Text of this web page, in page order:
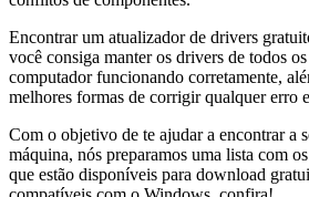
Encontrar um atualizador de drivers
você consiga manter os drivers de todos
computador funcionando corretamente,
melhores formas de corrigir qualquer erro
Com o objetivo de te ajudar a encontrar a
máquina, nós preparamos uma lista com
que estão disponíveis para download